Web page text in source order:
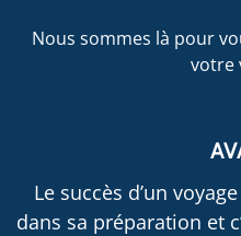
Nous sommes là pour
votre
Le succès d’un
dans sa préparation et